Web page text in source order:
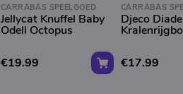
CARRABAS SPEELGOED
Jellycat Knuffel Baby
Odell Octopus
€19.99
CARRABAS
Djeco
€17.99